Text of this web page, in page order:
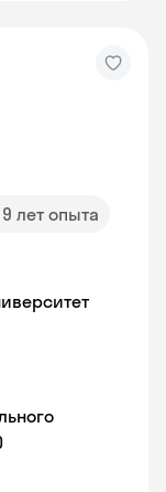
9 лет опыта